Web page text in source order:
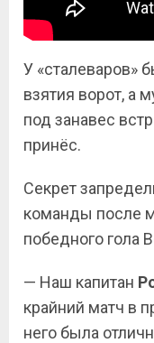
У «сталеваров»
взятия ворот, а
под занавес
принёс.
Секрет
команды после
победного гола
— Наш капитан
крайний матч в
него была